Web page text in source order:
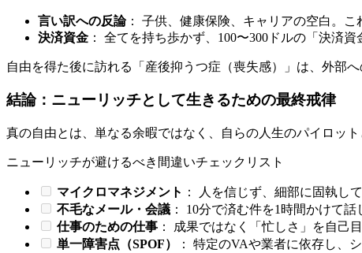
言い訳への反論： 子供、健康保険、キャリアの空白。こ
決済資金 ： 全てを持ち歩かず、100〜300ドルの「決済
自由を得た後に訪れる「産後抑うつ症（喪失感）」は、外部
結論：ニューリッチとして生きるための最終戒律
真の自由とは、単なる余暇ではなく、自らの人生のパイロッ
ニューリッチが避けるべき間違いチェックリスト
マイクロマネジメント ： 人を信じず、細部に固執し
不毛なメール・会議 ： 10分で済む件を1時間かけて話
仕事のための仕事 ： 成果ではなく「忙しさ」を自己
単一障害点（SPOF）
： 特定のVAや業者に依存し、